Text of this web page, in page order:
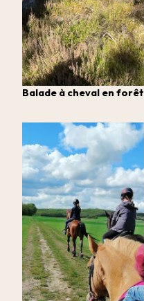
Balade à cheval en forêt